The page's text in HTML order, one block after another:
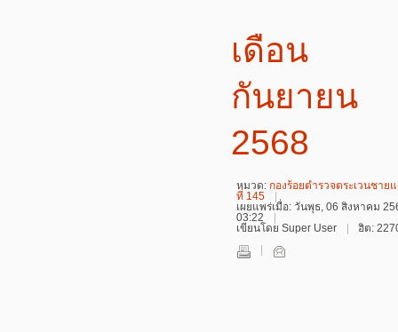
เดือน
กันยายน
2568
หมวด: กองร้อยตำรวจตระเวนชาย
ที่ 145
เผยแพร่เมื่อ: วันพุธ, 06 สิงหาคม
03:22
เขียนโดย Super User
ฮิต: